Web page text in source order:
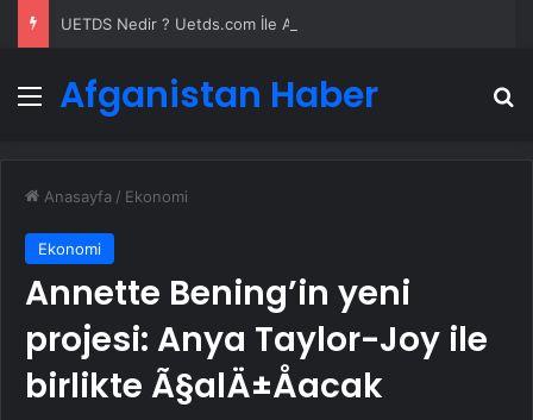
Menü
Afganistan Haber
Anasayfa / Ekonomi
Ekonomi
Annette Bening’in yeni
projesi: Anya Taylor-Joy ile
birlikte Ã§alÄ±Åacak